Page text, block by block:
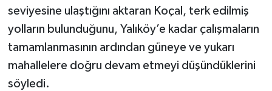
seviyesine ulaştığını aktaran Koçal, terk edilmiş
yolların bulunduğunu, Yalıköy’e kadar çalışmaların
tamamlanmasının ardından güneye ve yukarı
mahallelere doğru devam etmeyi düşündüklerini
söyledi.